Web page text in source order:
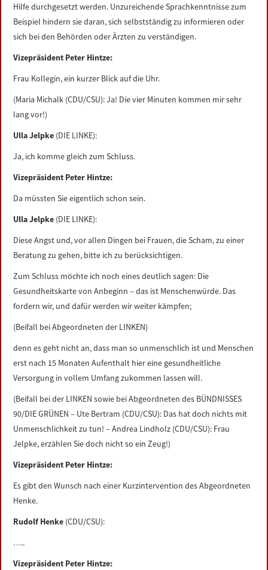
Hilfe durchgesetzt werden. Unzureichende Sprachkenntnisse zum
Beispiel hindern sie daran, sich selbstständig zu informieren oder
sich bei den Behörden oder Ärzten zu verständigen.
Vizepräsident Peter Hintze:
Frau Kollegin, ein kurzer Blick auf die Uhr.
(Maria Michalk (CDU/CSU): Ja! Die vier Minuten kommen mir sehr
lang vor!)
Ulla Jelpke (DIE LINKE):
Ja, ich komme gleich zum Schluss.
Vizepräsident Peter Hintze:
Da müssten Sie eigentlich schon sein.
Ulla Jelpke (DIE LINKE):
Diese Angst und, vor allen Dingen bei Frauen, die Scham, zu einer
Beratung zu gehen, bitte ich zu berücksichtigen.
Zum Schluss möchte ich noch eines deutlich sagen: Die
Gesundheitskarte von Anbeginn – das ist Menschenwürde. Das
fordern wir, und dafür werden wir weiter kämpfen;
(Beifall bei Abgeordneten der LINKEN)
denn es geht nicht an, dass man so unmenschlich ist und Menschen
erst nach 15 Monaten Aufenthalt hier eine gesundheitliche
Versorgung in vollem Umfang zukommen lassen will.
(Beifall bei der LINKEN sowie bei Abgeordneten des BÜNDNISSES
90/DIE GRÜNEN – Ute Bertram (CDU/CSU): Das hat doch nichts mit
Unmenschlichkeit zu tun! – Andrea Lindholz (CDU/CSU): Frau
Jelpke, erzählen Sie doch nicht so ein Zeug!)
Vizepräsident Peter Hintze:
Es gibt den Wunsch nach einer Kurzintervention des Abgeordneten
Henke.
Rudolf Henke (CDU/CSU):
…..
Vizepräsident Peter Hintze: